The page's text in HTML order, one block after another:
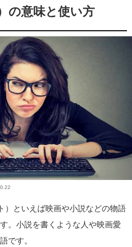
の意味と使い方
）といえば映画や小説などの物語
。小説を書くような人や映画愛
です。